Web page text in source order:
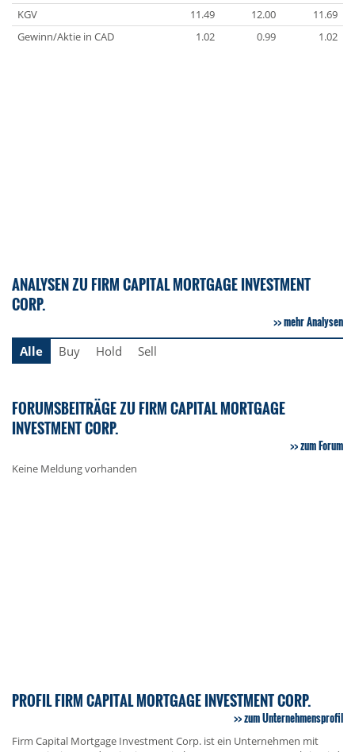
KGV
11.49 12.00
11.69
Gewinn/Aktie in CAD
1.02 0.99 1.02
ANALYSEN ZU FIRM CAPITAL MORTGAGE INVESTMENT
CORP.
mehr Analysen
Alle
Buy Hold Sell
FORUMSBEITRÄGE ZU FIRM CAPITAL MORTGAGE
INVESTMENT CORP.
zum Forum
Keine Meldung vorhanden
PROFIL FIRM CAPITAL MORTGAGE INVESTMENT CORP.
zum Unternehmensprofil
Firm Capital Mortgage Investment Corp. ist ein Unternehmen mit